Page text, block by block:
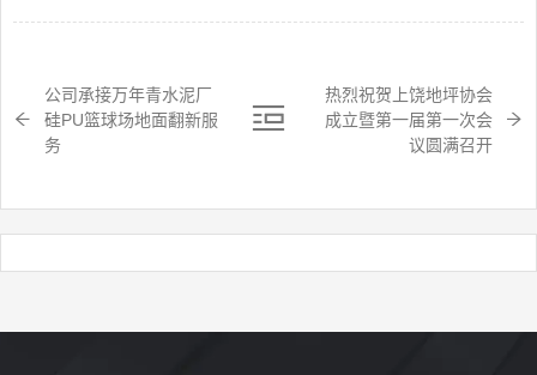
公司承接万年青水泥厂
硅PU篮球场地面翻新服
务
热烈祝贺上饶地坪协会
成立暨第一届第一次会
议圆满召开